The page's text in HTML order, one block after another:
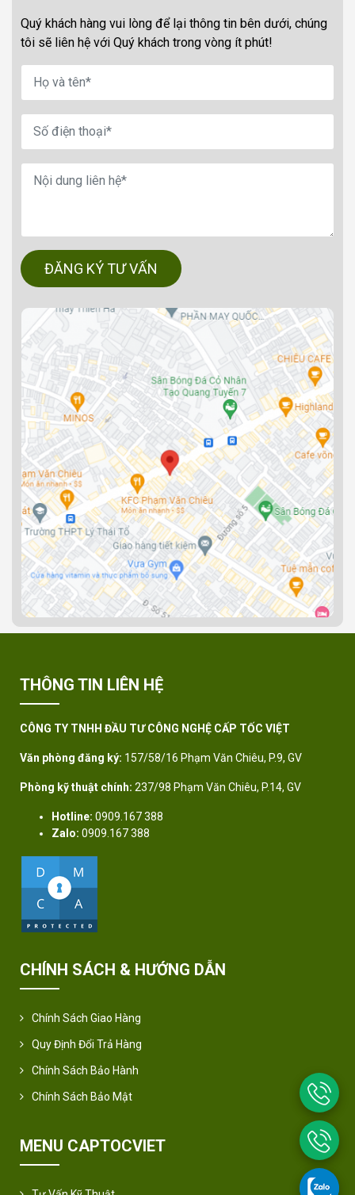
Quý khách hàng vui lòng để lại thông tin bên dưới, chúng
tôi sẽ liên hệ với Quý khách trong vòng ít phút!
ĐĂNG KÝ TƯ VẤN
THÔNG TIN LIÊN HỆ
CÔNG TY TNHH ĐẦU TƯ CÔNG NGHỆ CẤP TỐC VIỆT
Văn phòng đăng ký: 157/58/16 Phạm Văn Chiêu, P.9, GV
Phòng kỹ thuật chính: 237/98 Phạm Văn Chiêu, P.14, GV
Hotline: 0909.167 388
Zalo: 0909.167 388
CHÍNH SÁCH & HƯỚNG DẪN
Chính Sách Giao Hàng
Quy Định Đổi Trả Hàng
Chính Sách Bảo Hành
Chính Sách Bảo Mật
MENU CAPTOCVIET